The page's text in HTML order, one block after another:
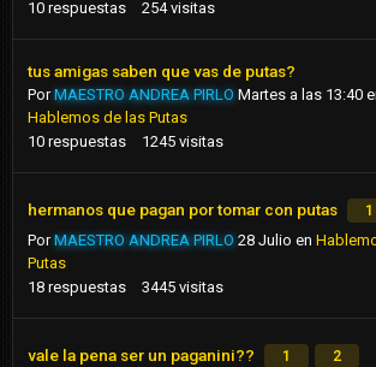
10 respuestas 254 visitas
tus amigas saben que vas de putas?
PorMAESTRO ANDREA PIRLO Martes a las 13:40
Hablemos de las Putas
10 respuestas 1245 visitas
hermanos que pagan por tomar con putas 1
PorMAESTRO ANDREA PIRLO 28 Julio en
Putas
18 respuestas 3445 visitas
vale la pena ser un paganini?? 1 2